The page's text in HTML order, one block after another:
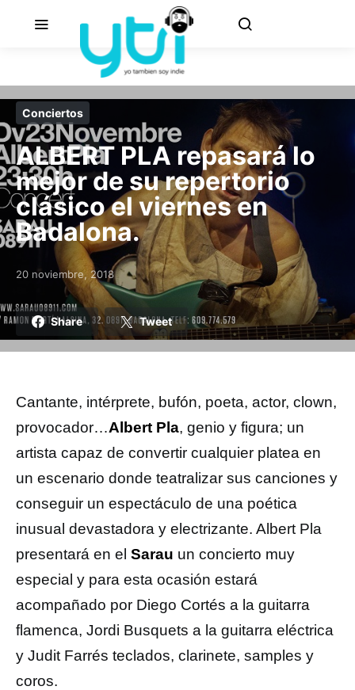
Conciertos
ALBERT PLA repasará lo
mejor de su repertorio
clásico el viernes en
Badalona.
Posted on
20 noviembre, 2018
Share Tweet
Cantante, intérprete, bufón, poeta, actor, clown,
provocador…Albert Pla, genio y figura; un
artista capaz de convertir cualquier platea en
un escenario donde teatralizar sus canciones y
conseguir un espectáculo de una poética
inusual devastadora y electrizante. Albert Pla
presentará en el Sarau un concierto muy
especial y para esta ocasión estará
acompañado por Diego Cortés a la guitarra
flamenca, Jordi Busquets a la guitarra eléctrica
y Judit Farrés teclados, clarinete, samples y
coros.